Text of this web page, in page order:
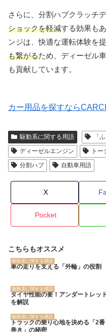
さらに、分割ハブクラッチデ
ショックを軽減する効果も
ンジは、快適な運転体験を
も繋がるため、ディーゼル
も貢献しています。
カー用品を探すなら
駆動系に関する用語 「ふ
ディーゼルエンジン
ト
分割ハブ
自動車用語
X
Pocket
こちらもオススメ
駆動系に関する用語
車の走りを支える「外輪」の役割
駆動系に関する用語
タイヤ性能の要！アンダートレッ
を解説
駆動系に関する用語
トラックの乗り心地を決める「2番
巻き」の秘密